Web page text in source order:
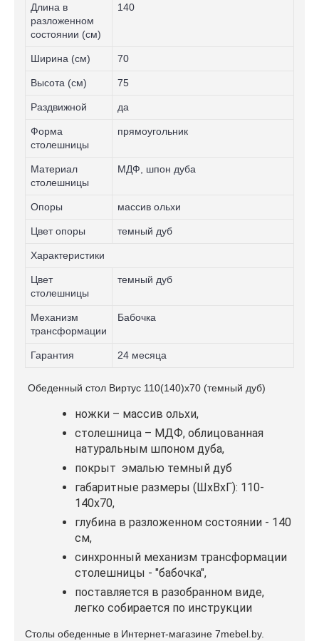
Длина в
разложенном
состоянии (см)
140
Ширина (см) 70
Высота (см) 75
Раздвижной да
Форма
столешницы
прямоугольник
Материал
столешницы
МДФ, шпон дуба
Опоры массив ольхи
Цвет опоры темный дуб
Характеристики
Цвет
столешницы
темный дуб
Механизм
трансформации
Бабочка
Гарантия 24 месяца
Обеденный стол Виртус 110(140)x70 (темный дуб)
ножки – массив ольхи,
столешница – МДФ, облицованная
натуральным шпоном дуба,
покрыт эмалью темный дуб
габаритные размеры (ШxВxГ): 110-
140x70,
глубина в разложенном состоянии - 140
см,
синхронный механизм трансформации
столешницы - "бабочка",
поставляется в разобранном виде,
легко собирается по инструкции
Cтолы обеденные в Интернет-магазине 7mebel.by.